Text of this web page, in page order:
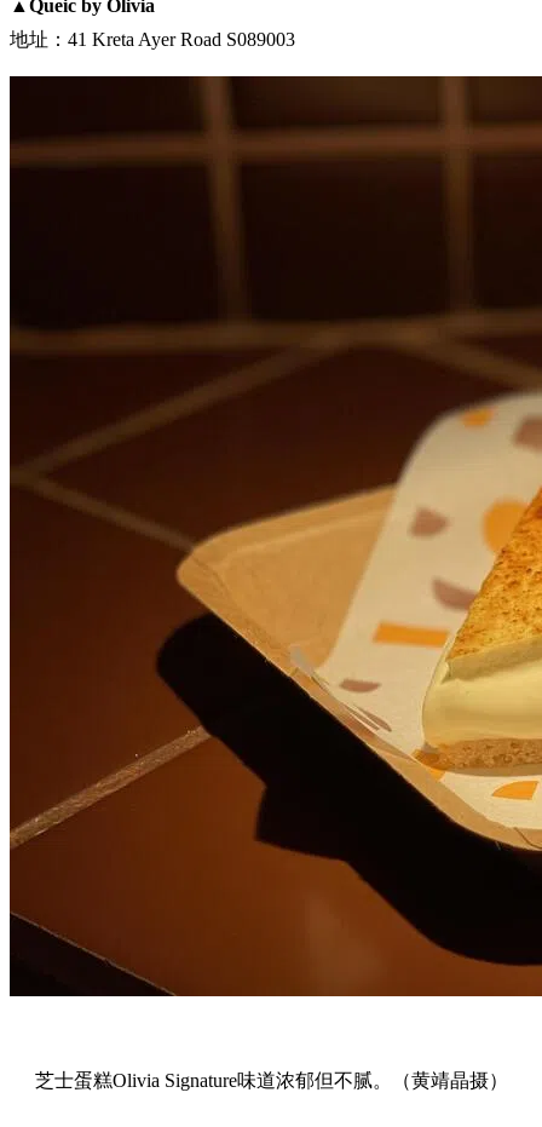
▲Queic by Olivia
地址：41 Kreta Ayer Road S089003
芝士蛋糕Olivia Signature味道浓郁但不腻。（黄靖晶摄）